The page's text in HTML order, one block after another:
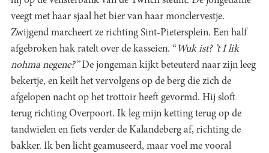
veegt met haar sjaal het bier van haar monclervestje.
Zwijgend marcheert ze richting Sint-Pietersplein. Een half
afgebroken hak ratelt over de kasseien. “ Wuk ist? ’t I lik
nohma negene?”De jongeman kijkt beteuterd naar zijn leeg
bekertje, en keilt het vervolgens op de berg die zich de
afgelopen nacht op het trottoir heeft gevormd. Hij sloft
terug richting Overpoort. Ik leg mijn ketting terug op de
tandwielen en fiets verder de Kalandeberg af, richting de
bakker. Ik ben licht geamuseerd, maar voel me vooral